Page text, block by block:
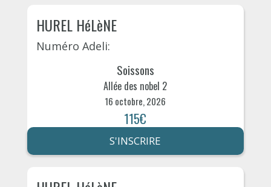
HUREL HéLèNE
Numéro Adeli:
Soissons
Allée des nobel 2
16 octobre, 2026
115€
S'INSCRIRE